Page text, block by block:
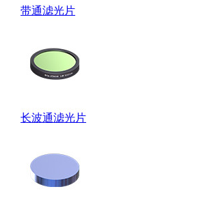
带通滤光片
长波通滤光片